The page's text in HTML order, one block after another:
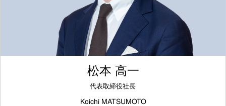
松本 高一
代表取締役社長
Koichi MATSUMOTO